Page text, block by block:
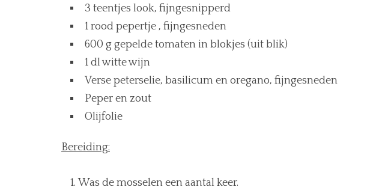
3 teentjes look, fijngesnipperd
1 rood pepertje , fijngesneden
600 g gepelde tomaten in blokjes (uit blik)
1 dl witte wijn
Verse peterselie, basilicum en oregano, fijngesneden
Peper en zout
Olijfolie
Bereiding:
Was de mosselen een aantal keer.